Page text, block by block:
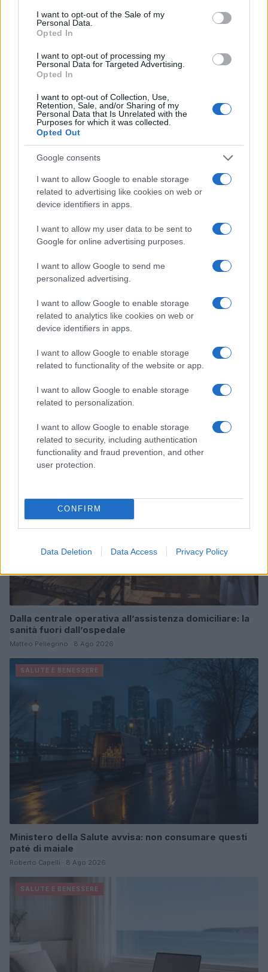
consent section.
I want to opt-out of the Sale of my
Personal Data.
Opted In
I want to opt-out of processing my
Personal Data for Targeted Advertising.
Opted In
I want to opt-out of Collection, Use,
Retention, Sale, and/or Sharing of my
Personal Data that Is Unrelated with the
Purposes for which it was collected.
Opted Out
Google consents
I want to allow Google to enable storage
related to advertising like cookies on web or
device identifiers in apps.
I want to allow my user data to be sent to
Google for online advertising purposes.
I want to allow Google to send me
personalized advertising.
I want to allow Google to enable storage
related to analytics like cookies on web or
device identifiers in apps.
I want to allow Google to enable storage
related to functionality of the website or app.
I want to allow Google to enable storage
related to personalization.
I want to allow Google to enable storage
related to security, including authentication
functionality and fraud prevention, and other
user protection.
CONFIRM
Data Deletion Data Access Privacy Policy
e ciò che funziona per uno potrebbe non funzionare
per un altro, quindi segui il tuo istinto e non esitare
AUTORE
AiAdhubMedia
Continua a leggere
SALUTE E BENESSERE
Dalla centrale operativa all’assistenza domiciliare: la
sanità fuori dall’ospedale
Matteo Pellegrino · 8 Ago 2026
SALUTE E BENESSERE
Ministero della Salute avvisa: non consumare questi
paté di maiale
Roberto Capelli · 8 Ago 2026
SALUTE E BENESSERE